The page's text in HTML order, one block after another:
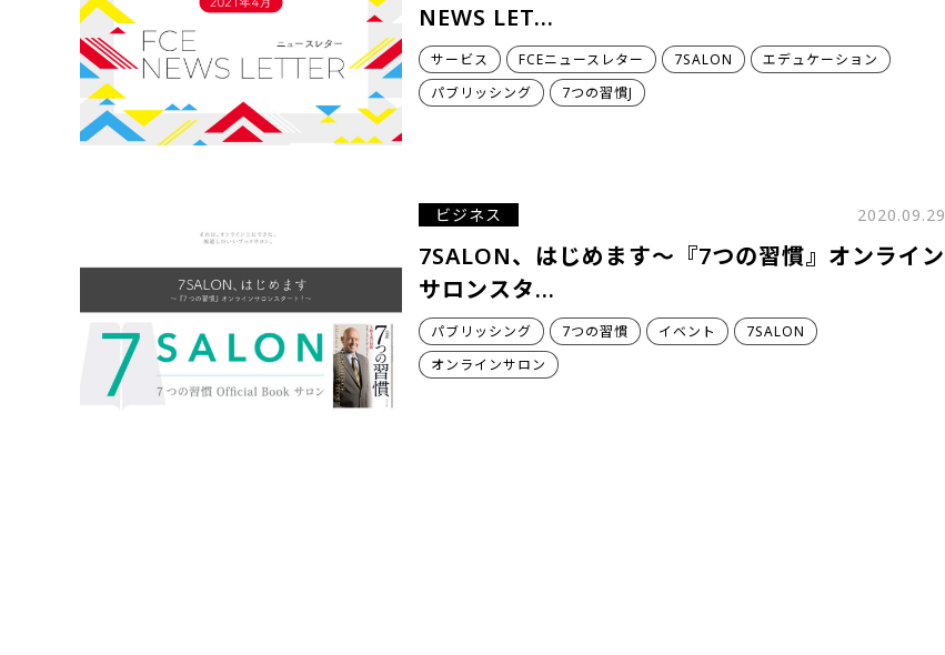
NEWS LET…
サービス FCEニュースレター 7SALON
エデュケーション
パブリッシング
7つの習慣J
ビジネス 2020.09.29
7SALON、はじめます～『7つの習慣』オンライン
サロンスタ…
パブリッシング 7つの習慣 イベント
7SALON
オンラインサロン